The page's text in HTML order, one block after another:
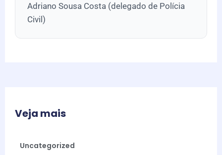
Adriano Sousa Costa (delegado de Polícia
Civil)
Veja mais
Uncategorized